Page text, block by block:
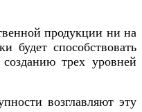
продукции ни на
способствовать
трех уровней
возглавляют эту